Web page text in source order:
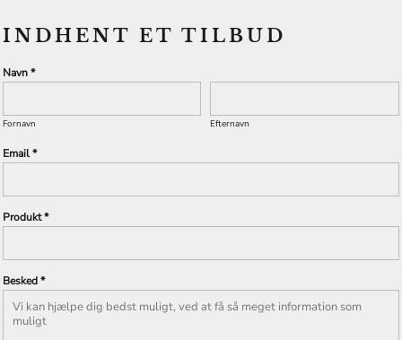
INDHENT ET TILBUD
Navn *
Fornavn Efternavn
Email *
Produkt *
Besked *